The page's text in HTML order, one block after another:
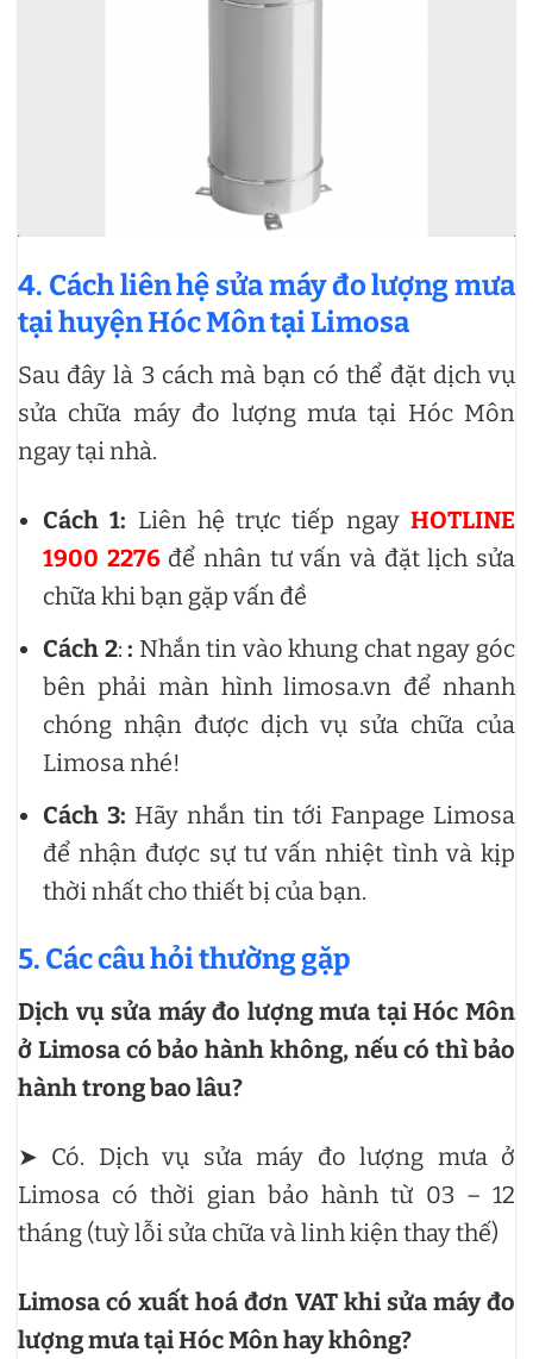
4. Cách liên hệ sửa máy đo lượng mưa
tại huyện Hóc Môn tại Limosa
Sau đây là 3 cách mà bạn có thể đặt dịch vụ
sửa chữa máy đo lượng mưa tại Hóc Môn
ngay tại nhà.
Cách 1: Liên hệ trực tiếp ngayHOTLINE
1900 2276để nhân tư vấn và đặt lịch sửa
chữa khi bạn gặp vấn đề
Cách 2:: Nhắn tin vào khung chat ngay góc
bên phải màn hình limosa.vn để nhanh
chóng nhận được dịch vụ sửa chữa của
Limosa nhé!
Cách 3: Hãy nhắn tin tới Fanpage Limosa
để nhận được sự tư vấn nhiệt tình và kịp
thời nhất cho thiết bị của bạn.
5. Các câu hỏi thường gặp
Dịch vụ sửa máy đo lượng mưa tại Hóc Môn
ở Limosa có bảo hành không, nếu có thì bảo
hành trong bao lâu?
➤ Có. Dịch vụ sửa máy đo lượng mưa ở
Limosa có thời gian bảo hành từ 03 – 12
tháng (tuỳ lỗi sửa chữa và linh kiện thay thế)
Limosa có xuất hoá đơn VAT khi sửa máy đo
lượng mưa tại Hóc Môn hay không?